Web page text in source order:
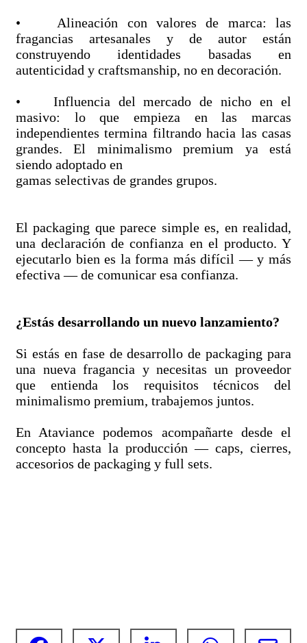
• Alineación con valores de marca: las
fragancias artesanales y de autor están
construyendo identidades basadas en
autenticidad y craftsmanship, no en decoración.
• Influencia del mercado de nicho en el
masivo: lo que empieza en las marcas
independientes termina filtrando hacia las casas
grandes. El minimalismo premium ya está
siendo adoptado en
gamas selectivas de grandes grupos.
El packaging que parece simple es, en realidad,
una declaración de confianza en el producto. Y
ejecutarlo bien es la forma más difícil — y más
efectiva — de comunicar esa confianza.
¿Estás desarrollando un nuevo lanzamiento?
Si estás en fase de desarrollo de packaging para
una nueva fragancia y necesitas un proveedor
que entienda los requisitos técnicos del
minimalismo premium, trabajemos juntos.
En Ataviance podemos acompañarte desde el
concepto hasta la producción — caps, cierres,
accesorios de packaging y full sets.